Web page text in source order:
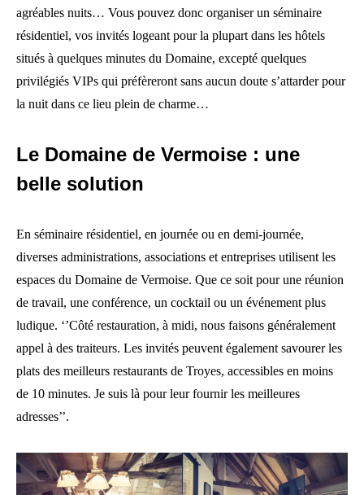
agréables nuits… Vous pouvez donc organiser un séminaire
résidentiel, vos invités logeant pour la plupart dans les hôtels
situés à quelques minutes du Domaine, excepté quelques
privilégiés VIPs qui préfèreront sans aucun doute s’attarder pour
la nuit dans ce lieu plein de charme…
Le Domaine de Vermoise : une
belle solution
En séminaire résidentiel, en journée ou en demi-journée,
diverses administrations, associations et entreprises utilisent les
espaces du Domaine de Vermoise. Que ce soit pour une réunion
de travail, une conférence, un cocktail ou un événement plus
ludique. ‘’Côté restauration, à midi, nous faisons généralement
appel à des traiteurs. Les invités peuvent également savourer les
plats des meilleurs restaurants de Troyes, accessibles en moins
de 10 minutes. Je suis là pour leur fournir les meilleures
adresses’’.